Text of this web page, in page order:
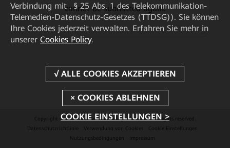
cannot be submitted again.
Copyright © 2026 Huawei Technologies Co., Ltd. All rights reserved.
Datenschutzrichtlinie
Verwendung von Cookies
Cookie Einstellungen
Nutzungsbedingungen
Impressum
Verbindung mit . § 25 Abs. 1 des Telekommunikation-
Telemedien-Datenschutz-Gesetzes (TTDSG)). Sie können
Ihre Cookies jederzeit verwalten. Erfahren Sie mehr in
unserer Cookies Policy.
COOKIE EINSTELLUNGEN >